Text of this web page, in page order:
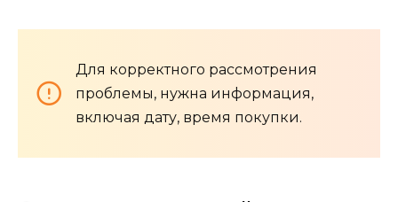
Для корректного рассмотрения
проблемы, нужна информация,
включая дату, время покупки.